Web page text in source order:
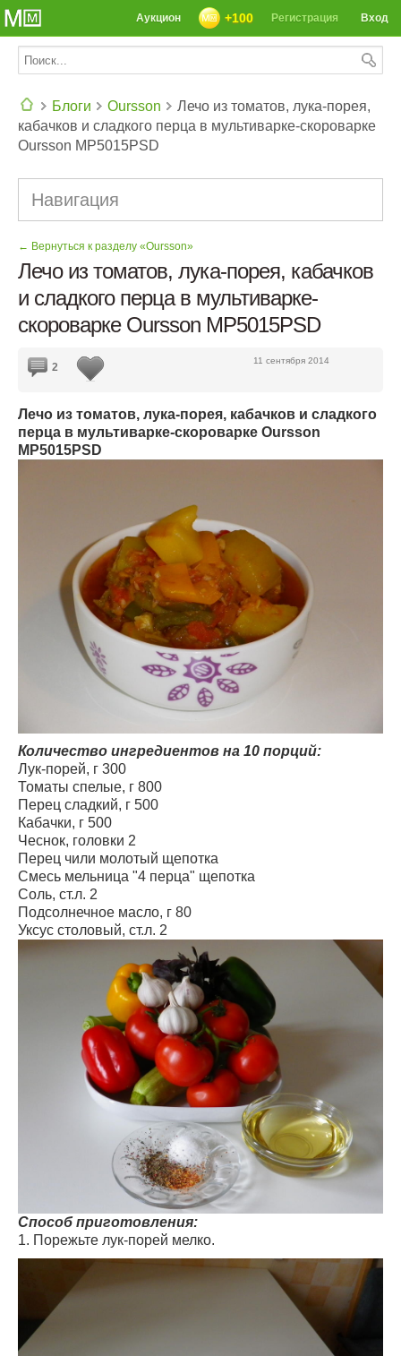
СЕГОДНЯ: 39142 РЕЦЕПТА
Вход
Регистрация
+100
Аукцион
Блоги Oursson
Лечо из томатов, лука-порея,
кабачков и сладкого перца в мультиварке-скороварке
Oursson MP5015PSD
Навигация
← Вернуться к разделу «Oursson»
Лечо из томатов, лука-порея, кабачков
и сладкого перца в мультиварке-
скороварке Oursson MP5015PSD
11 сентября 2014
2
Лечо из томатов, лука-порея, кабачков и сладкого
перца в мультиварке-скороварке Oursson
MP5015PSD
Количество ингредиентов на 10 порций:
Лук-порей, г 300
Томаты спелые, г 800
Перец сладкий, г 500
Кабачки, г 500
Чеснок, головки 2
Перец чили молотый щепотка
Смесь мельница "4 перца" щепотка
Соль, ст.л. 2
Подсолнечное масло, г 80
Уксус столовый, ст.л. 2
Способ приготовления:
1. Порежьте лук-порей мелко.